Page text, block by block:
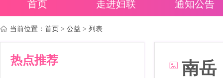
首页 走进妇联 通知公告
当前位置： 首页 > 公益 > 列表
热点推荐 南岳